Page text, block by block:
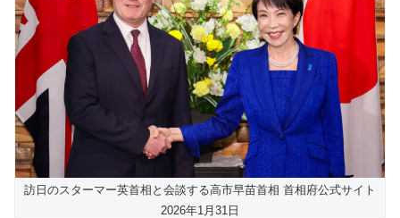
訪日のスターマー英首相と会談する高市早苗首相 首相府公式サイト
2026年1月31日